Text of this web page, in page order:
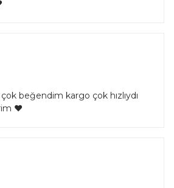
çok beğendim kargo çok hızlıydı
♥️